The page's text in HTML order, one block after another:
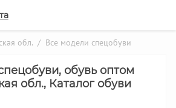
обл. / Все модели спецобуви
обувь оптом
обл., Каталог обуви